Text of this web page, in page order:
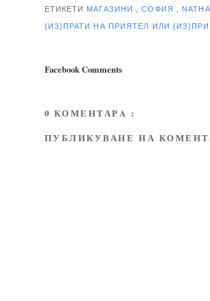
ЕТИКЕТИ МАГАЗИНИ ,СОФИЯ
{ИЗ}ПРАТИ НА ПРИЯТЕЛ ИЛИ
Facebook Comments
0 КОМЕНТАРA :
ПУБЛИКУВАНЕ НА